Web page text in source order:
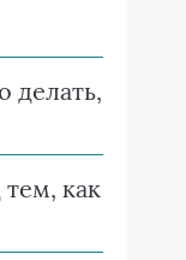
делать,
как